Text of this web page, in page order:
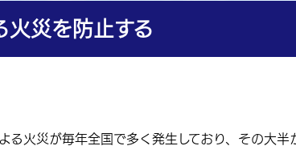
火災を防止する
る火災が毎年全国で多く発生しており、その大半